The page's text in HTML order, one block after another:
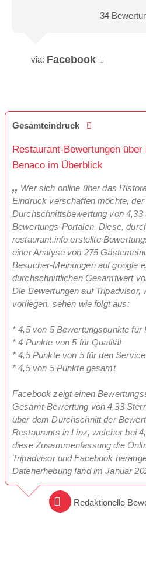
34
via: Facebook
Gesamteindruck
Restaurant-Bewertungen
Benaco im Überblick
Wer sich online über das
Eindruck verschaffen möchte, der
Durchschnittsbewertung von
Bewertungs-Portalen. Diese,
restaurant.info erstellte
einer Analyse von 275
Besucher-Meinungen auf google
durchschnittlichen Gesamtwert
Die Bewertungen auf Tripadvisor,
vorliegen, sehen wie folgt aus:
* 4,5 von 5 Bewertungspunkte für
* 4 Punkte von 5 für Qualität
* 4,5 Punkte von 5 für den Service
* 4,5 von 5 Punkte gesamt
Facebook zeigt einen
Gesamt-Bewertung von 4,33
über dem Durchschnitt der
Restaurants in Linz, welcher bei
diese Zusammenfassung die
Tripadvisor und Facebook
Datenerhebung fand im Januar
Redaktionelle